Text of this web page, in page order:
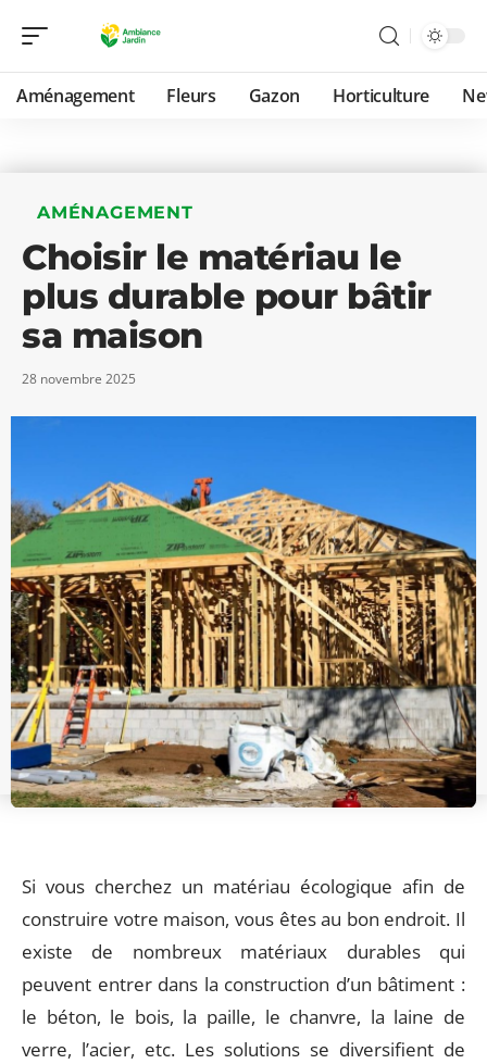
Aménagement Fleurs Gazon Horticulture
AMÉNAGEMENT
Choisir le matériau le
plus durable pour bâtir
sa maison
28 novembre 2025
Si vous cherchez un matériau écologique afin de
construire votre maison, vous êtes au bon endroit. Il
existe de nombreux matériaux durables qui
peuvent entrer dans la construction d’un bâtiment :
le béton, le bois, la paille, le chanvre, la laine de
verre, l’acier, etc. Les solutions se diversifient de